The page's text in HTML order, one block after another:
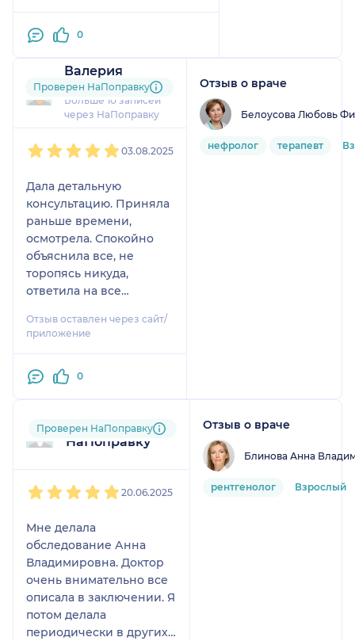
0
Валерия
4 отзыва
Больше 10 записей
через НаПоправку
Проверен НаПоправку
03.08.2025
Дала детальную
консультацию. Приняла
раньше времени,
осмотрела. Спокойно
объяснила все, не
торопясь никуда,
ответила на все
Отзыв оставлен через сайт/
приложение
0
Отзыв о враче
Белоусова Любовь
нефролог терапевт
Пользователь
НаПоправку
Проверен НаПоправку
20.06.2025
Мне делала
обследование Анна
Владимировна. Доктор
очень внимательно все
описала в заключении. Я
потом делала
периодически в других
Отзыв о враче
Блинова Анна
рентгенолог Взрослый